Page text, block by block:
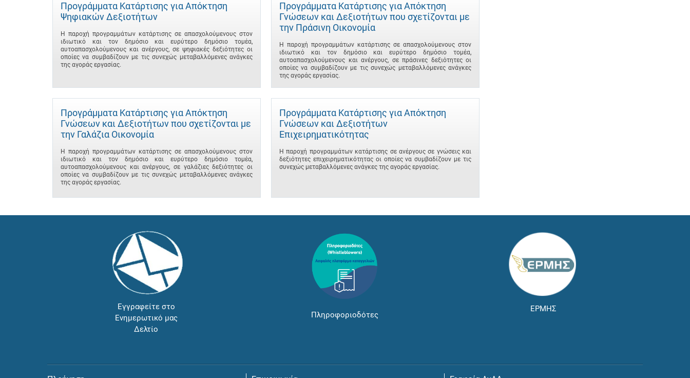
Προγράμματα Κατάρτισης για Απόκτηση
Ψηφιακών Δεξιοτήτων
Η παροχή προγραμμάτων κατάρτισης σε απασχολούμενους στον
ιδιωτικό και τον δημόσιο και ευρύτερο δημόσιο τομέα,
αυτοαπασχολούμενους και ανέργους, σε ψηφιακές δεξιότητες οι
οποίες να συμβαδίζουν με τις συνεχώς μεταβαλλόμενες ανάγκες
της αγοράς εργασίας.
Προγράμματα Κατάρτισης για Απόκτηση
Γνώσεων και Δεξιοτήτων που σχετίζονται με
την Πράσινη Οικονομία
Η παροχή προγραμμάτων κατάρτισης σε απασχολούμενους στον
ιδιωτικό και τον δημόσιο και ευρύτερο δημόσιο τομέα,
αυτοαπασχολούμενους και ανέργους, σε πράσινες δεξιότητες οι
οποίες να συμβαδίζουν με τις συνεχώς μεταβαλλόμενες ανάγκες
της αγοράς εργασίας.
Προγράμματα Κατάρτισης για Απόκτηση
Γνώσεων και Δεξιοτήτων που σχετίζονται με
την Γαλάζια Οικονομία
Η παροχή προγραμμάτων κατάρτισης σε απασχολούμενους στον
ιδιωτικό και τον δημόσιο και ευρύτερο δημόσιο τομέα,
αυτοαπασχολούμενους και ανέργους, σε γαλάζιες δεξιότητες οι
οποίες να συμβαδίζουν με τις συνεχώς μεταβαλλόμενες ανάγκες
της αγοράς εργασίας.
Προγράμματα Κατάρτισης για Απόκτηση
Γνώσεων και Δεξιοτήτων
Επιχειρηματικότητας
Η παροχή προγραμμάτων κατάρτισης σε ανέργους σε γνώσεις και
δεξιότητες επιχειρηματικότητας οι οποίες να συμβαδίζουν με τις
συνεχώς μεταβαλλόμενες ανάγκες της αγοράς εργασίας.
Εγγραφείτε στο
Ενημερωτικό μας
Δελτίο
Πληροφοριοδότες
ΕΡΜΗΣ